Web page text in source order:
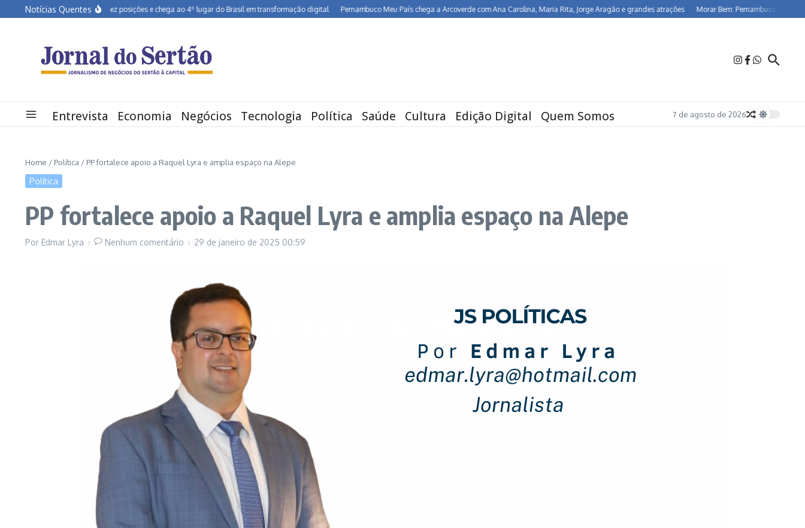
Ir para o conteúdo
Notícias Quentes
Pernambuco salta dez posições e chega ao 4º lugar do Brasil em transformação digital Pernambuco Meu País chega a Arcoverde com Ana Carolina, Maria Rita, Jorge Aragão e grandes atrações Morar Bem: Pernambuco já
Entrevista Economia Negócios Tecnologia Política Saúde Cultura Edição Digital Quem Somos 7 de agosto de 2026
Home / Política / PP fortalece apoio a Raquel Lyra e amplia espaço na Alepe
Política
PP fortalece apoio a Raquel Lyra e amplia espaço na Alepe
Por Edmar Lyra Nenhum comentário 29 de janeiro de 2025 00:59